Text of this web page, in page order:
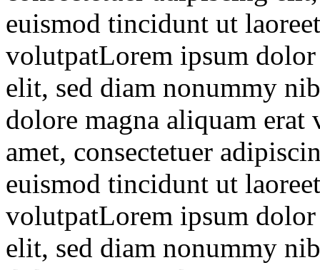
euismod tincidunt ut
volutpatLorem ipsum
elit, sed diam nonummy
dolore magna aliquam
amet, consectetuer
euismod tincidunt ut
volutpatLorem ipsum
elit, sed diam nonummy